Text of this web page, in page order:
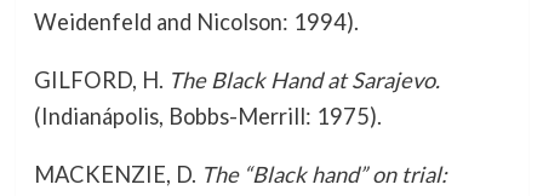
Weidenfeld and Nicolson: 1994).
GILFORD, H. The Black Hand at Sarajevo.
(Indianápolis, Bobbs-Merrill: 1975).
MACKENZIE, D. The “Black hand” on trial: